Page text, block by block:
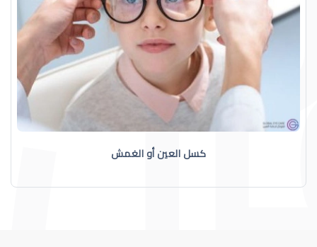
كسل العين أو الغمش